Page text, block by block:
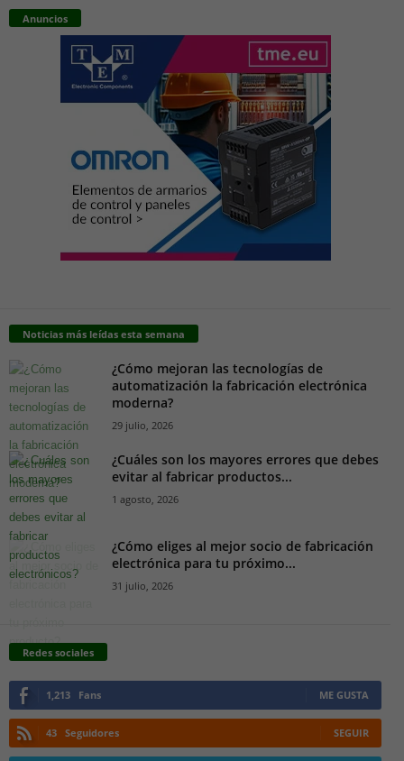
Anuncios
Noticias más leídas esta semana
¿Cómo mejoran las tecnologías de
automatización la fabricación electrónica
moderna?
29 julio, 2026
¿Cuáles son los mayores errores que debes
evitar al fabricar productos...
1 agosto, 2026
¿Cómo eliges al mejor socio de fabricación
electrónica para tu próximo...
31 julio, 2026
Redes sociales
1,213 Fans ME GUSTA
43 Seguidores SEGUIR